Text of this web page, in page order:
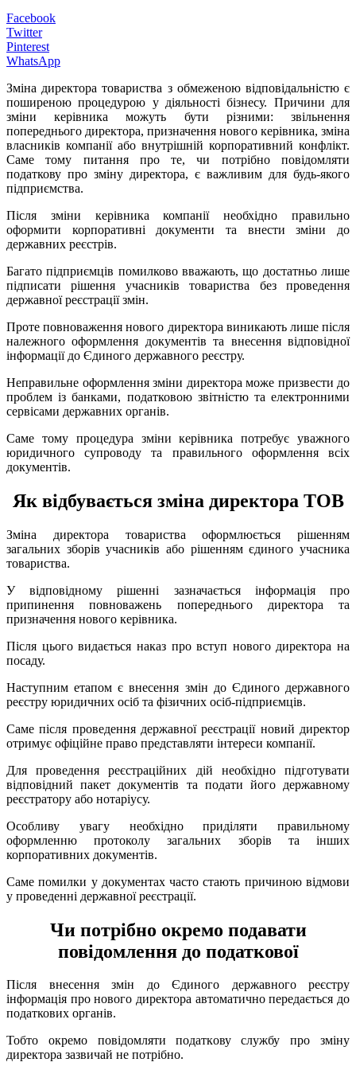
Facebook
Twitter
Pinterest
WhatsApp
Зміна директора товариства з обмеженою відповідальністю є
поширеною процедурою у діяльності бізнесу. Причини для
зміни керівника можуть бути різними: звільнення
попереднього директора, призначення нового керівника, зміна
власників компанії або внутрішній корпоративний конфлікт.
Саме тому питання про те, чи потрібно повідомляти
податкову про зміну директора, є важливим для будь-якого
підприємства.
Після зміни керівника компанії необхідно правильно
оформити корпоративні документи та внести зміни до
державних реєстрів.
Багато підприємців помилково вважають, що достатньо лише
підписати рішення учасників товариства без проведення
державної реєстрації змін.
Проте повноваження нового директора виникають лише після
належного оформлення документів та внесення відповідної
інформації до Єдиного державного реєстру.
Неправильне оформлення зміни директора може призвести до
проблем із банками, податковою звітністю та електронними
сервісами державних органів.
Саме тому процедура зміни керівника потребує уважного
юридичного супроводу та правильного оформлення всіх
документів.
Як відбувається зміна директора ТОВ
Зміна директора товариства оформлюється рішенням
загальних зборів учасників або рішенням єдиного учасника
товариства.
У відповідному рішенні зазначається інформація про
припинення повноважень попереднього директора та
призначення нового керівника.
Після цього видається наказ про вступ нового директора на
посаду.
Наступним етапом є внесення змін до Єдиного державного
реєстру юридичних осіб та фізичних осіб-підприємців.
Саме після проведення державної реєстрації новий директор
отримує офіційне право представляти інтереси компанії.
Для проведення реєстраційних дій необхідно підготувати
відповідний пакет документів та подати його державному
реєстратору або нотаріусу.
Особливу увагу необхідно приділяти правильному
оформленню протоколу загальних зборів та інших
корпоративних документів.
Саме помилки у документах часто стають причиною відмови
у проведенні державної реєстрації.
Чи потрібно окремо подавати
повідомлення до податкової
Після внесення змін до Єдиного державного реєстру
інформація про нового директора автоматично передається до
податкових органів.
Тобто окремо повідомляти податкову службу про зміну
директора зазвичай не потрібно.